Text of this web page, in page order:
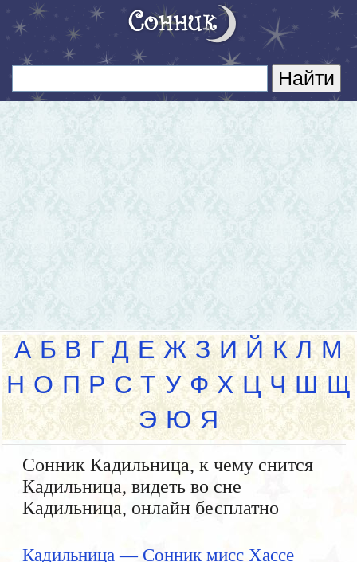
А Б В Г Д Е Ж З И Й К Л М
Н О П Р С Т У Ф Х Ц Ч Ш Щ
Э Ю Я
Сонник Кадильница, к чему снится
Кадильница, видеть во сне
Кадильница, онлайн бесплатно
Кадильница — Сонник мисс Хассе